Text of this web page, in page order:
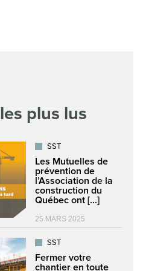
plus lus
SST
Les Mutuelles de
prévention de
l’Association de la
construction du
Québec ont [...]
25 MARS 2025
SST
Fermer votre
chantier en toute